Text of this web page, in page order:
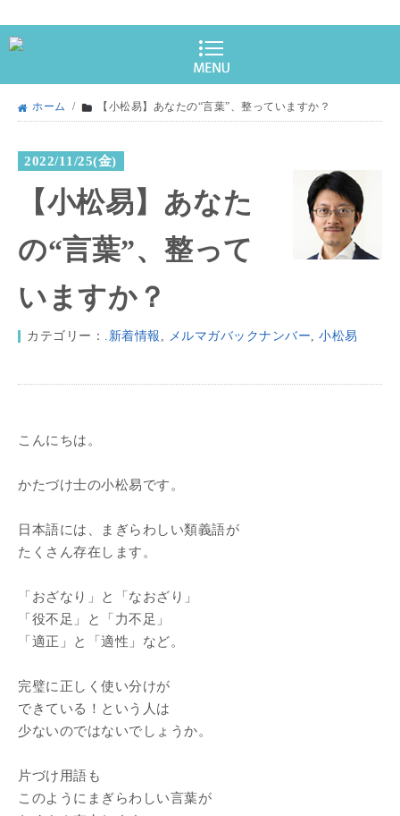
ホーム / 【小松易】あなたの“言葉”、整っていますか？
2022/11/25(金)
【小松易】あなた
の“言葉”、整って
いますか？
カテゴリー： .新着情報 , メルマガバックナンバー, 小松易
こんにちは。
かたづけ士の小松易です。
日本語には、まぎらわしい類義語が
たくさん存在します。
「おざなり」と「なおざり」
「役不足」と「力不足」
「適正」と「適性」など。
完璧に正しく使い分けが
できている！という人は
少ないのではないでしょうか。
片づけ用語も
このようにまぎらわしい言葉が